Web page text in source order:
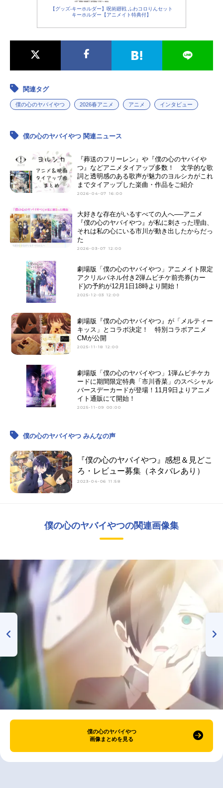
【グッズ-キーホルダー】呪術廻戦 ふわコロりんセット
キーホルダー【アニメイト特典付】
関連タグ
僕の心のヤバイやつ 2026春アニメ アニメ インタビュー
僕の心のヤバイやつ 関連ニュース
『葬送のフリーレン』や『僕の心のヤバイや
つ』などアニメタイアップ多数！ 文学的な歌
詞と透明感のある歌声が魅力のヨルシカがこれ
までタイアップした楽曲・作品をご紹介
2026-04-07 16:00
大好きな存在がいるすべての人へ──アニメ
『僕の心のヤバイやつ』が私に刺さった理由、
それは私の心にいる市川が動き出したからだっ
た
2026-03-07 12:00
劇場版「僕の心のヤバイやつ」アニメイト限定
アクリルパネル付き2弾ムビチケ前売券(カー
ド)の予約が12月1日18時より開始！
2025-12-03 12:00
劇場版『僕の心のヤバイやつ』が「メルティー
キッス」とコラボ決定！ 特別コラボアニメ
CMが公開
2025-11-18 12:00
劇場版「僕の心のヤバイやつ」1弾ムビチケカ
ードに期間限定特典「市川香菜」のスペシャル
バースデーカードが登場！11月9日よりアニメ
イト通販にて開始！
2025-11-09 00:00
僕の心のヤバイやつ みんなの声
『僕の心のヤバイやつ』感想＆見どこ
ろ・レビュー募集（ネタバレあり）
2023-04-06 11:58
僕の心のヤバイやつの関連画像集
僕の心のヤバイやつ
画像まとめを見る